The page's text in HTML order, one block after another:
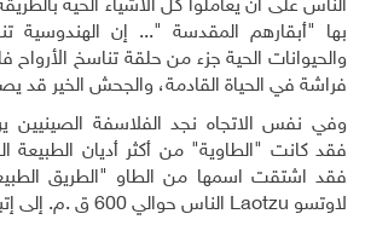
الناس على أن يعاملوا كل الأشياء الحية
بها "أبقارهم المقدسة "... إن الهندوسية
والحيوانات الحية جزء من حلقة تناسخ الأرواح
فراشة في الحياة القادمة، والجحش الخير قد
وفي نفس الاتجاه نجد الفلاسفة الصينيين
فقد كانت "الطاوية" من أكثر أديان الطبيعة
فقد اشتقت اسمها من الطاو "الطريق
لاوتسو Laotzu الناس حوالي 600 ق .م. إلى